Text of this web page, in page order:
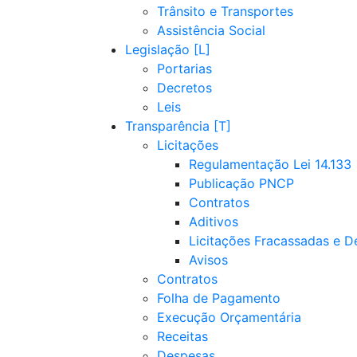
Trânsito e Transportes
Assistência Social
Legislação
Portarias
Decretos
Leis
Transparência
Licitações
Regulamentação Lei 14.133
Publicação PNCP
Contratos
Aditivos
Licitações Fracassadas e
Avisos
Contratos
Folha de Pagamento
Execução Orçamentária
Receitas